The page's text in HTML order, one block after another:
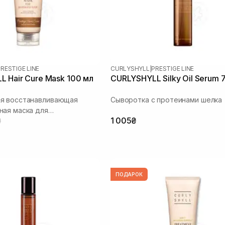
LINE
Hair Cure Mask 100 мл
восстанавливающая
маска для
волос
CURLYSHYLL PRESTIGE LINE
CURLYSHYLL Silky Oil Serum
Сыворотка с протеинами шелка
1 005₴
ПОДАРОК